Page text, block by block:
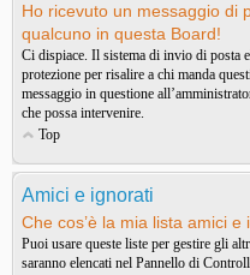
Ho ricevuto un messaggio di
qualcuno in questa Board!
Ci dispiace. Il sistema di invio di posta
protezione per risalire a chi manda
messaggio in questione
che possa intervenire.
Top
Amici e ignorati
Che cos’è la mia lista amici e
Puoi usare queste liste per gestire gli
saranno elencati nel Pannello di